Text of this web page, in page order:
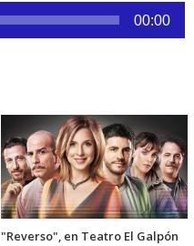
00:00
"Reverso", en Teatro El Galpón